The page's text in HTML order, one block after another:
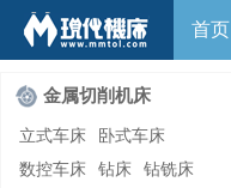
首页
金属切削机床
立式车床
卧式车床
数控车床
钻床
钻铣床